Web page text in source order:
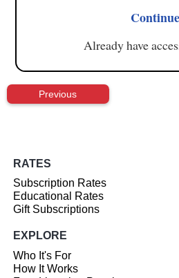
Continue
Already have
Previous
RATES
Subscription Rates
Educational Rates
Gift Subscriptions
EXPLORE
Who It's For
How It Works